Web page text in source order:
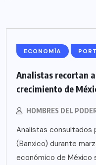
ECONOMÍA
Analistas recortan
crecimiento de
HOMBRES DEL
Analistas consultados
(Banxico) durante
económico de México